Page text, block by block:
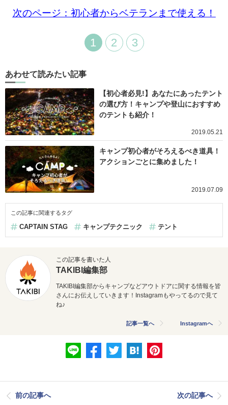
次のページ：初心者からベテランまで使える！
1 2 3
あわせて読みたい記事
【初心者必見!】あなたにあったテント
の選び方！キャンプや登山におすすめ
のテントも紹介！
2019.05.21
キャンプ初心者がそろえるべき道具！
アクションごとに集めました！
2019.07.09
この記事に関連するタグ
CAPTAIN STAG キャンプテクニック テント
この記事を書いた人
TAKIBI編集部
TAKIBI編集部からキャンプなどアウトドアに関する情報を皆
さんにお伝えしていきます！Instagramもやってるので見て
ね♪
記事一覧へ Instagramへ
前の記事へ 次の記事へ